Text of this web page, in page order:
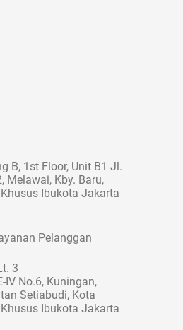
B, 1st Floor, Unit B1 Jl.
Melawai, Kby. Baru,
Ibukota Jakarta
Pelanggan
3
IV No.6, Kuningan,
Setiabudi, Kota
Ibukota Jakarta